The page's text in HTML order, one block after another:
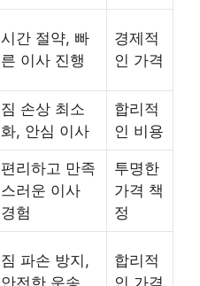
시간 절약, 빠
른 이사 진행
경제적
인 가격
짐 손상 최소
화, 안심 이사
합리적
인 비용
편리하고 만족
스러운 이사
경험
투명한
가격 책
정
짐 파손 방지,
안전한 운송
합리적
인 가격